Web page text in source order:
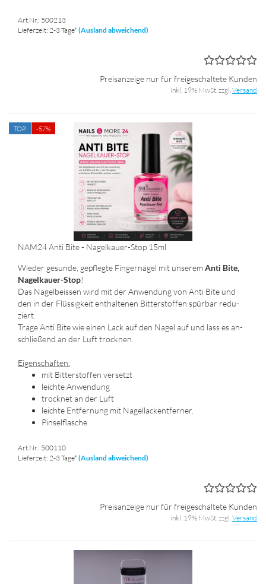
Art.Nr.: 500213
Lieferzeit: 2-3 Tage* (Ausland abweichend)
Preisanzeige nur für freigeschaltete Kunden
inkl. 19% MwSt. zzgl.Versand
TOP -57%
NAM24 Anti Bite - Nagelkauer-​​Stop 15ml
Wie­der ge­sun­de, ge­pfleg­te Fin­ger­nä­gel mit un­se­remAnti Bite,
Nagelkauer-​Stop!
Das Na­gel­beis­sen wird mit der An­wen­dung von Anti Bite und
den in der Flüs­sig­keit ent­hal­te­nen Bit­ter­stof­fen spür­bar re­du­
ziert.
Trage Anti Bite wie einen Lack auf den Nagel auf und lass es an­
schlie­ßend an der Luft trock­nen.
Ei­gen­schaf­ten:
mit Bit­ter­stof­fen ver­setzt
leich­te An­wen­dung
trock­net an der Luft
leich­te Ent­fer­nung mit Na­gel­lack­ent­fer­ner.
Pin­sel­fla­sche
Art.Nr.: 500110
Lieferzeit: 2-3 Tage* (Ausland abweichend)
Preisanzeige nur für freigeschaltete Kunden
inkl. 19% MwSt. zzgl.Versand